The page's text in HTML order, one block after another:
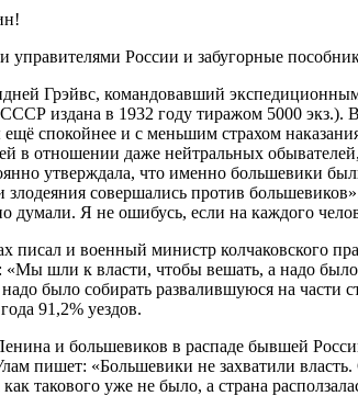
России и забугорные
Грэйвс, командовавший
издана в 1932 году тиражом 5000 экз.). В
спокойнее и с меньшим страхом
в отношении даже нейтральных
утверждала, что именно большевики
злодеяния совершались против
думали. Я не ошибусь, если на каждого
писал и военный министр колчаковского
«Мы шли к власти, чтобы вешать, а надо
было собирать развалившуюся на части
91,2% уездов.
и большевиков в распаде бывшей
пишет: «Большевики не захватили власть.
как такового уже не было, а страна